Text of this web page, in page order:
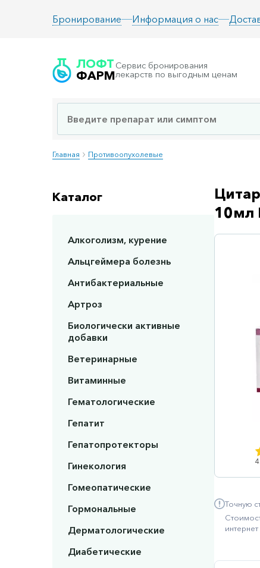
Бронирование Информация о нас
ЛОФТ
ФАРМ
Сервис бронирования
лекарств по выгодным ценам
Главная Противоопухолевые
Каталог
Алкоголизм, курение
Альцгеймера болезнь
Антибактериальные
Артроз
Биологически активные
добавки
Ветеринарные
Витаминные
Гематологические
Гепатит
Гепатопротекторы
Гинекология
Гомеопатические
Гормональные
Дерматологические
Диабетические
10мл
Точную